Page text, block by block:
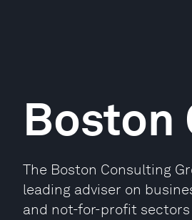
Boston
The Boston Consulting
leading adviser on
and not-for-profit